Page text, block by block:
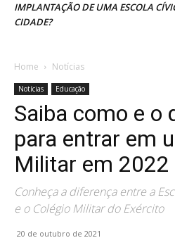
IMPLANTAÇÃO DE UMA ESCOLA
CIDADE?